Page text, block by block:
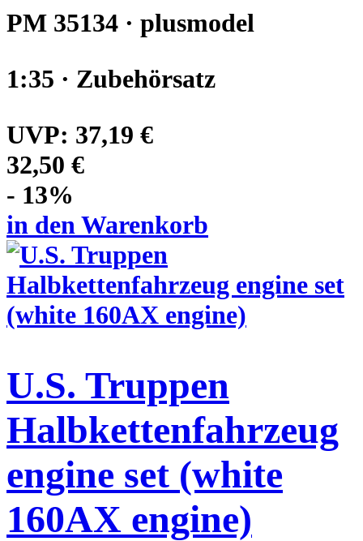
PM 35134 · plusmodel
1:35 · Zubehörsatz
UVP: 37,19 €
32,50 €
- 13%
in den Warenkorb
U.S. Truppen
Halbkettenfahrzeug
engine set (white
160AX engine)